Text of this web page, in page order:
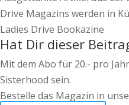
Drive Magazins werden in
Ladies Drive Bookazine
Hat Dir dieser
Mit dem Abo für 20.- pro
Sisterhood sein.
Bestelle das Magazin in